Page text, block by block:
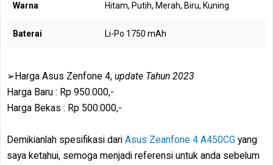
Warna Hitam, Putih, Merah, Biru, Kuning
Baterai Li-Po 1750 mAh
➢Harga Asus Zenfone 4, update Tahun 2023
Harga Baru : Rp 950.000,-
Harga Bekas : Rp 500.000,-
Demikianlah spesifikasi dari Asus Zeanfone 4 A450CG yang
saya ketahui, semoga menjadi referensi untuk anda sebelum